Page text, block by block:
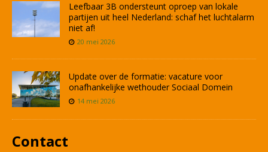
Leefbaar 3B ondersteunt oproep van lokale
partijen uit heel Nederland: schaf het luchtalarm
niet af!
20 mei 2026
Update over de formatie: vacature voor
onafhankelijke wethouder Sociaal Domein
14 mei 2026
Contact